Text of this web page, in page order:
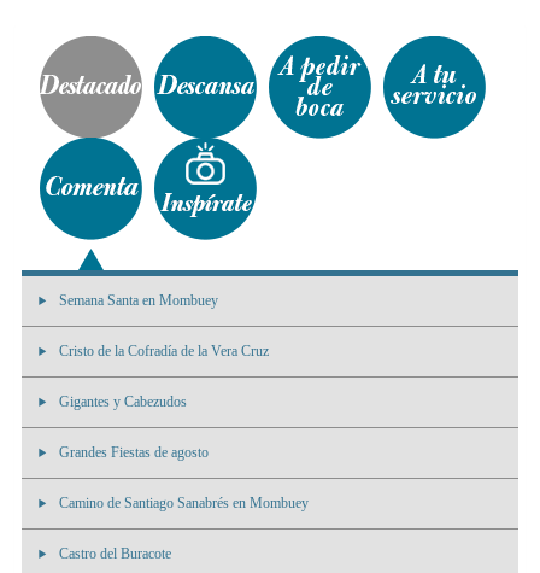
Semana Santa en Mombuey
Cristo de la Cofradía de la Vera Cruz
Gigantes y Cabezudos
Grandes Fiestas de agosto
Camino de Santiago Sanabrés en Mombuey
Castro del Buracote